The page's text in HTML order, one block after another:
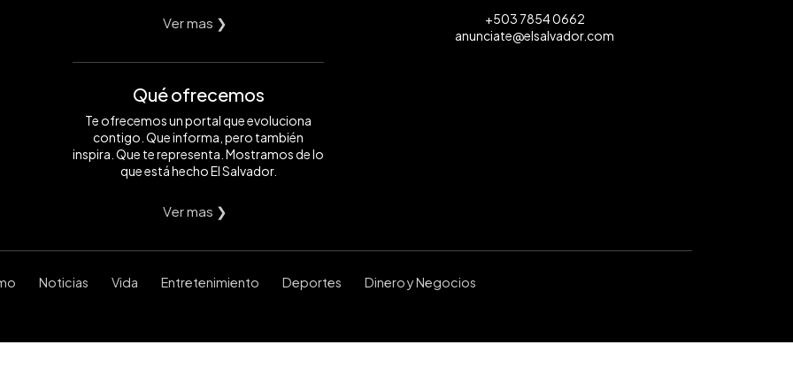
Ver mas ❯
Qué ofrecemos
Te ofrecemos un portal que evoluciona
contigo. Que informa, pero también
inspira. Que te representa. Mostramos de lo
que está hecho El Salvador.
Ver mas ❯
+503 7854 0662
anunciate@elsalvador.com
Noticias Vida Entretenimiento Deportes Dinero y Negocios